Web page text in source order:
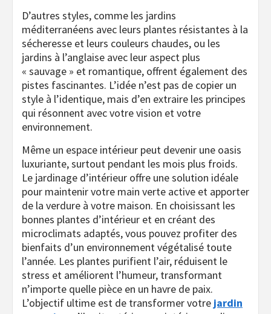
D’autres styles, comme les jardins
méditerranéens avec leurs plantes résistantes à la
sécheresse et leurs couleurs chaudes, ou les
jardins à l’anglaise avec leur aspect plus
« sauvage » et romantique, offrent également des
pistes fascinantes. L’idée n’est pas de copier un
style à l’identique, mais d’en extraire les principes
qui résonnent avec votre vision et votre
environnement.
Même un espace intérieur peut devenir une oasis
luxuriante, surtout pendant les mois plus froids.
Le jardinage d’intérieur offre une solution idéale
pour maintenir votre main verte active et apporter
de la verdure à votre maison. En choisissant les
bonnes plantes d’intérieur et en créant des
microclimats adaptés, vous pouvez profiter des
bienfaits d’un environnement végétalisé toute
l’année. Les plantes purifient l’air, réduisent le
stress et améliorent l’humeur, transformant
n’importe quelle pièce en un havre de paix.
L’objectif ultime est de transformer votre jardin